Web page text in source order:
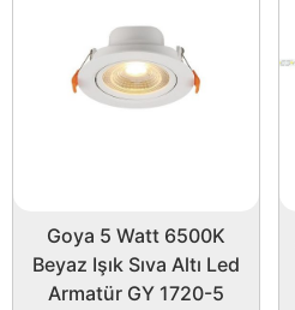
Goya 5 Watt 6500K
Beyaz Işık Sıva Altı Led
Armatür GY 1720-5